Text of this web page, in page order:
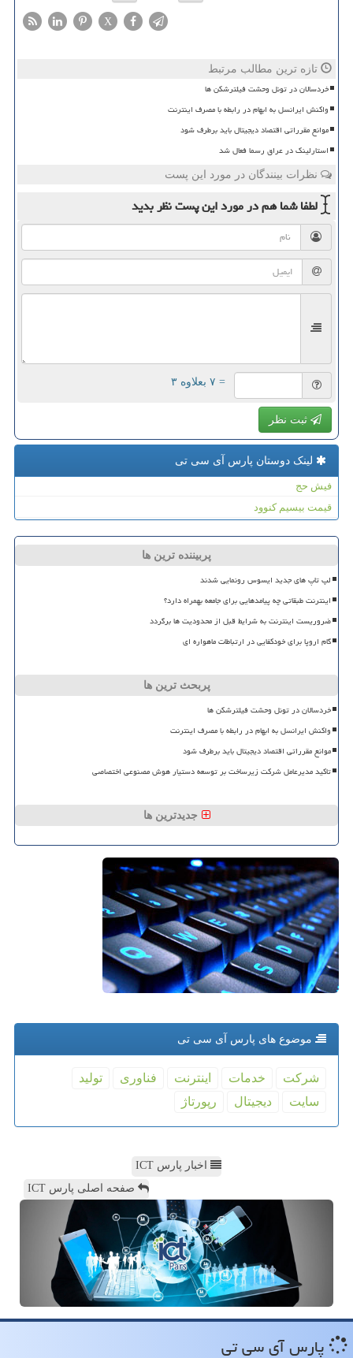
X
تازه ترین مطالب مرتبط
خردسالان در تونل وحشت فیلترشکن ها
واکنش ایرانسل به ابهام در رابطه با مصرف اینترنت
موانع مقرراتی اقتصاد دیجیتال باید برطرف شود
استارلینک در عراق رسما فعال شد
نظرات بینندگان در مورد این پست
لطفا شما همدر مورد این پستنظر بدید
= ۷ بعلاوه ۳
ثبت نظر
لینک دوستان پارس آی سی تی
فیش حج
قیمت بیسیم کنوود
پربیننده ترین ها
لپ تاپ های جدید ایسوس رونمایی شدند
اینترنت طبقاتی چه پیامدهایی برای جامعه بهمراه دارد؟
ضروریست اینترنت به شرایط قبل از محدودیت ها برگردد
گام اروپا برای خودکفایی در ارتباطات ماهواره ای
پربحث ترین ها
خردسالان در تونل وحشت فیلترشکن ها
واکنش ایرانسل به ابهام در رابطه با مصرف اینترنت
موانع مقرراتی اقتصاد دیجیتال باید برطرف شود
تاکید مدیرعامل شرکت زیرساخت بر توسعه دستیار هوش مصنوعی اختصاصی
جدیدترین ها
موضوع های پارس آی سی تی
شركت خدمات اینترنت فناوری
تولید
سایت
دیجیتال رپورتاژ
اخبار پارس ICT
صفحه اصلی پارس ICT
پارس آی سی تی